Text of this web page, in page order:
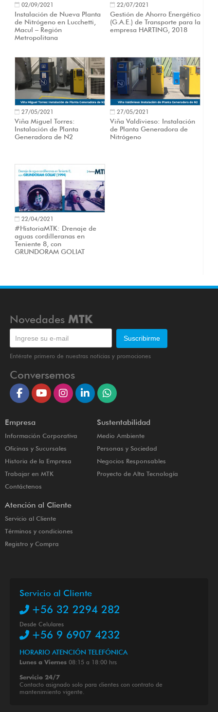
02/09/2021
Instalación de Nueva Planta
de Nitrógeno en Lucchetti,
Macul – Región
Metropolitana
22/07/2021
Gestión de Ahorro Energético
(G.A.E.) de Transporte para la
empresa HARTING, 2018
27/05/2021
Viña Miguel Torres:
Instalación de Planta
Generadora de N2
27/05/2021
Viña Valdivieso: Instalación
de Planta Generadora de
Nitrógeno
22/04/2021
#HistoriaMTK: Drenaje de
aguas cordilleranas en
Teniente 8, con
GRUNDORAM GOLIAT
Novedades MTK
Entérate primero de nuestras noticias y promociones
Conversemos
Empresa
Información Corporativa
Oficinas y Sucursales
Historia de la Empresa
Trabajar en MTK
Contáctenos
Sustentabilidad
Medio Ambiente
Personas y Sociedad
Negocios Responsables
Proyecto de Alta Tecnología
Atención al Cliente
Servicio al Cliente
Términos y condiciones
Registro y Compra
Servicio al Cliente
+56 32 2294 282
Desde Celulares
+56 9 6907 4232
HORARIO ATENCIÓN TELEFÓNICA
Lunes a Viernes 08:15 a 18:00 hrs
Servicio 24/7
Contacto asignado solo para clientes con contrato de
mantenimiento vigente.